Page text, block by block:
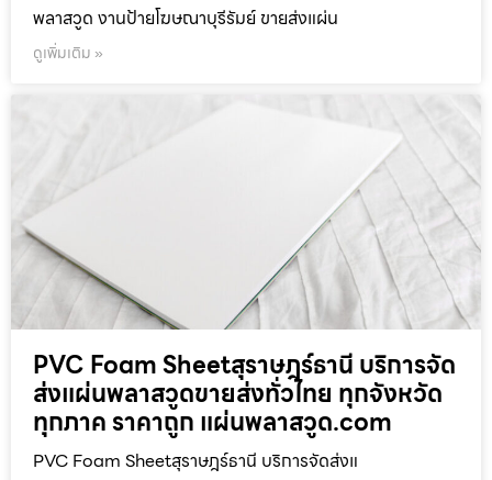
พลาสวูด งานป้ายโฆษณาบุรีรัมย์ ขายส่งแผ่น
ดูเพิ่มเติม »
PVC Foam Sheetสุราษฎร์ธานี บริการจัด
ส่งแผ่นพลาสวูดขายส่งทั่วไทย ทุกจังหวัด
ทุกภาค ราคาถูก แผ่นพลาสวูด.com
PVC Foam Sheetสุราษฎร์ธานี บริการจัดส่งแ